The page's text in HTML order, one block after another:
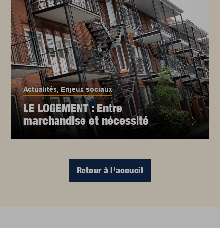
Actualités, Enjeux sociaux
LE LOGEMENT : Entre
marchandise et nécessité
Retour à l'accueil